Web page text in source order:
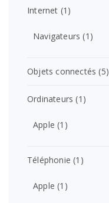
Internet (1)
Navigateurs (1)
Objets connectés (5)
Ordinateurs (1)
Apple (1)
Téléphonie (1)
Apple (1)